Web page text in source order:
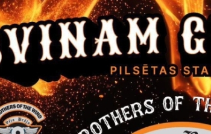
Tver mirkli, Manas prasmes, Aligatora stāsts,
apgūtas lai palīdzētu skolēniem novērtēt
un pašvērtību katrā skolēnā, lai pilnveidotu
prasmes un piederības sajūtu savai klasei un
Interesants un brīžiem izaicinošs ir mācīšanās
mēģināšana, aizdomāšanās par skolēniem un
ģenerēšana - tas viss pieder pie kopīgā
skolēni, skola un kas notiek šeit un tagad!